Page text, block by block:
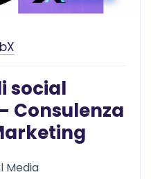
social
Consulenza
Media